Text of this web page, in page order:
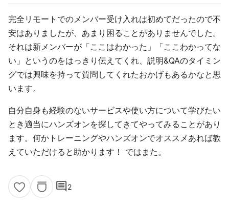
完全リモートでのメンバー受け入れは初めてだったので不
安はありましたが、あまり困ることがありませんでした。
それは新メンバーが「ここはわかった」「ここわかってな
い」というのをはっきり伝えてくれ、説明&QAのタイミン
グでは興味を持って質問してくれたおかげもあるかなと思
います。
自分自身も経験のないサービスや使い方について学びたい
とき適当にハンズオンを探してきてやってみることがあり
ます。何かトレーニングやハンズオンでオススメあれば教
えていただけると助かります！ ではまた。
comment2